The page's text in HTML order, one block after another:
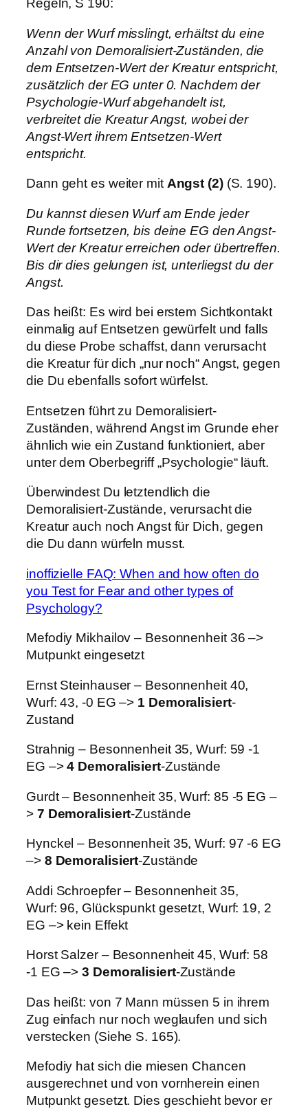
Regeln, S 190:
Wenn der Wurf misslingt, erhältst du eine
Anzahl von Demoralisiert-Zuständen, die
dem Entsetzen-Wert der Kreatur entspricht,
zusätzlich der EG unter 0. Nachdem der
Psychologie-Wurf abgehandelt ist,
verbreitet die Kreatur Angst, wobei der
Angst-Wert ihrem Entsetzen-Wert
entspricht.
Dann geht es weiter mitAngst (2)(S. 190).
Du kannst diesen Wurf am Ende jeder
Runde fortsetzen, bis deine EG den Angst-
Wert der Kreatur erreichen oder übertreffen.
Bis dir dies gelungen ist, unterliegst du der
Angst.
Das heißt: Es wird bei erstem Sichtkontakt
einmalig auf Entsetzen gewürfelt und falls
du diese Probe schaffst, dann verursacht
die Kreatur für dich „nur noch“ Angst, gegen
die Du ebenfalls sofort würfelst.
Entsetzen führt zu Demoralisiert-
Zuständen, während Angst im Grunde eher
ähnlich wie ein Zustand funktioniert, aber
unter dem Oberbegriff „Psychologie“ läuft.
Überwindest Du letztendlich die
Demoralisiert-Zustände, verursacht die
Kreatur auch noch Angst für Dich, gegen
die Du dann würfeln musst.
inoffizielle FAQ: When and how often do
you Test for Fear and other types of
Psychology?
Mefodiy Mikhailov – Besonnenheit 36 –>
Mutpunkt eingesetzt
Ernst Steinhauser – Besonnenheit 40,
Wurf: 43, -0 EG –> 1 Demoralisiert-
Zustand
Strahnig – Besonnenheit 35, Wurf: 59 -1
EG –>4 Demoralisiert-Zustände
Gurdt – Besonnenheit 35, Wurf: 85 -5 EG –
> 7 Demoralisiert-Zustände
Hynckel – Besonnenheit 35, Wurf: 97 -6 EG
–> 8 Demoralisiert-Zustände
Addi Schroepfer – Besonnenheit 35,
Wurf: 96, Glückspunkt gesetzt, Wurf: 19, 2
EG –> kein Effekt
Horst Salzer – Besonnenheit 45, Wurf: 58
-1 EG –>3 Demoralisiert-Zustände
Das heißt: von 7 Mann müssen 5 in ihrem
Zug einfach nur noch weglaufen und sich
verstecken (Siehe S. 165).
Mefodiy hat sich die miesen Chancen
ausgerechnet und von vornherein einen
Mutpunkt gesetzt. Dies geschieht bevor er